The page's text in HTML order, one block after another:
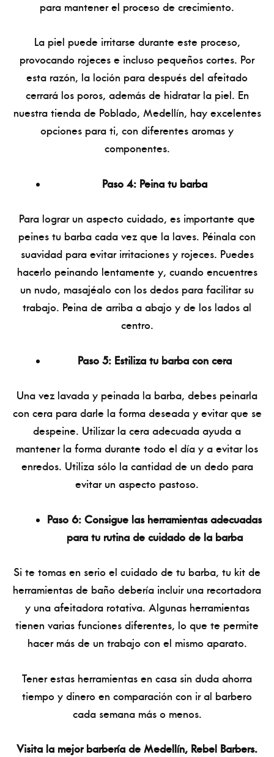
para mantener el proceso de crecimiento.
La piel puede irritarse durante este proceso,
provocando rojeces e incluso pequeños cortes. Por
esta razón, la loción para después del afeitado
cerrará los poros, además de hidratar la piel. En
nuestra tienda de Poblado, Medellín, hay excelentes
opciones para ti, con diferentes aromas y
componentes.
Paso 4: Peina tu barba
Para lograr un aspecto cuidado, es importante que
peines tu barba cada vez que la laves. Péinala con
suavidad para evitar irritaciones y rojeces. Puedes
hacerlo peinando lentamente y, cuando encuentres
un nudo, masajéalo con los dedos para facilitar su
trabajo. Peina de arriba a abajo y de los lados al
centro.
Paso 5: Estiliza tu barba con cera
Una vez lavada y peinada la barba, debes peinarla
con cera para darle la forma deseada y evitar que se
despeine. Utilizar la cera adecuada ayuda a
mantener la forma durante todo el día y a evitar los
enredos. Utiliza sólo la cantidad de un dedo para
evitar un aspecto pastoso.
Paso 6: Consigue las herramientas adecuadas
para tu rutina de cuidado de la barba
Si te tomas en serio el cuidado de tu barba, tu kit de
herramientas de baño debería incluir una recortadora
y una afeitadora rotativa. Algunas herramientas
tienen varias funciones diferentes, lo que te permite
hacer más de un trabajo con el mismo aparato.
Tener estas herramientas en casa sin duda ahorra
tiempo y dinero en comparación con ir al barbero
cada semana más o menos.
Visita la mejor barbería de Medellín, Rebel Barbers.